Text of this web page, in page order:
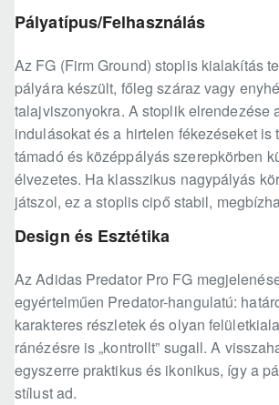
Pályatípus/Felhasználás
Az FG (Firm Ground) stoplis kialakítás
pályára készült, főleg száraz vagy
talajviszonyokra. A stoplik elrendezése
indulásokat és a hirtelen fékezéseket is
támadó és középpályás szerepkörben
élvezetes. Ha klasszikus nagypályás
játszol, ez a stoplis cipő stabil,
Design és Esztétika
Az Adidas Predator Pro FG
egyértelműen Predator-hangulatú:
karakteres részletek és olyan
ránézésre is „kontrollt” sugall. A
egyszerre praktikus és ikonikus, így a
stílust ad.